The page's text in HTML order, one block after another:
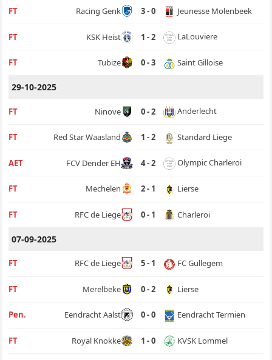
FT Racing Genk 3 - 0 Jeunesse Molenbeek
FT KSK Heist 1 - 2 LaLouviere
FT Tubize 0 - 3 Saint Gilloise
29-10-2025
FT Ninove 0 - 2 Anderlecht
FT Red Star Waasland 1 - 2 Standard Liege
AET FCV Dender EH 4 - 2 Olympic Charleroi
FT Mechelen 2 - 1 Lierse
FT RFC de Liege 0 - 1 Charleroi
07-09-2025
FT RFC de Liege 5 - 1 FC Gullegem
FT Merelbeke 0 - 2 Lierse
Pen. Eendracht Aalst 0 - 0 Eendracht Termien
FT Royal Knokke 1 - 0 KVSK Lommel